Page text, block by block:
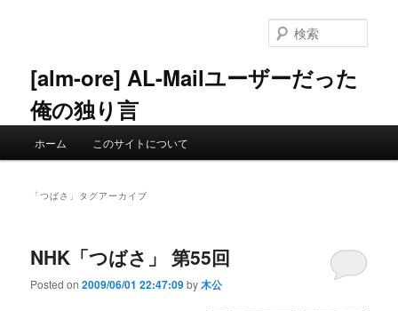
ン
へ
ツ
移
[alm-ore] AL-Mailユーザーだった
俺の独り言
索
ホーム このサイトについて
「つばさ 」タグアーカイブ
NHK「つばさ」 第55回
Posted on2009/06/01 22:47:09by木公